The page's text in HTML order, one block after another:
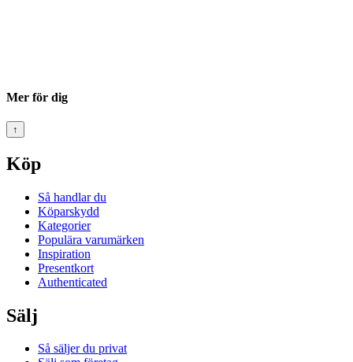
Mer för dig
↑
Köp
Så handlar du
Köparskydd
Kategorier
Populära varumärken
Inspiration
Presentkort
Authenticated
Sälj
Så säljer du privat